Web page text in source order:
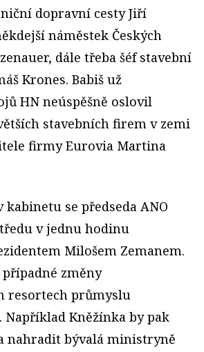
dopravní cesty Jiří
náměstek Českých
dále třeba šéf stavební
Krones. Babiš už
HN neúspěšně oslovil
stavebních firem v zemi
firmy Eurovia Martina
se předseda ANO
v jednu hodinu
Milošem Zemanem.
změny
resortech průmyslu
Například Kněžínka by pak
nahradit bývalá ministryně